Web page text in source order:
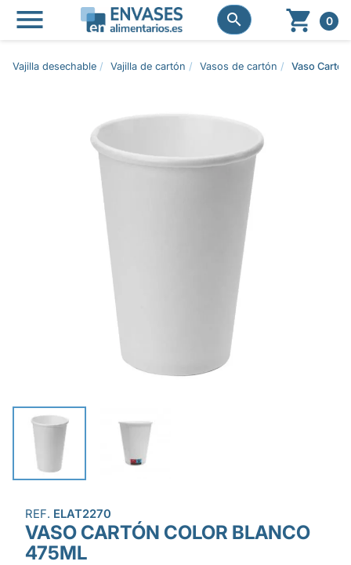
 
  0
Vajilla desechable Vajilla de cartón Vasos de cartón Vaso
REF. ELAT2270
VASO CARTÓN COLOR BLANCO
475ML